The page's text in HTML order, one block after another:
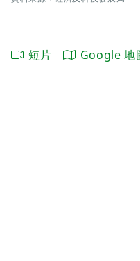
短片 Google 地